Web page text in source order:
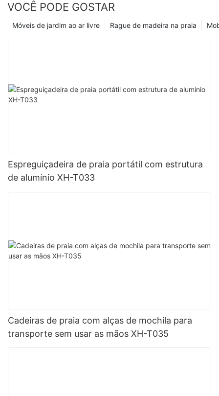
VOCÊ PODE GOSTAR
Rague de madeira na praia
Móveis de jardim ao ar livre
Espreguiçadeira de praia portátil com estrutura
de alumínio XH-T033
Cadeiras de praia com alças de mochila para
transporte sem usar as mãos XH-T035